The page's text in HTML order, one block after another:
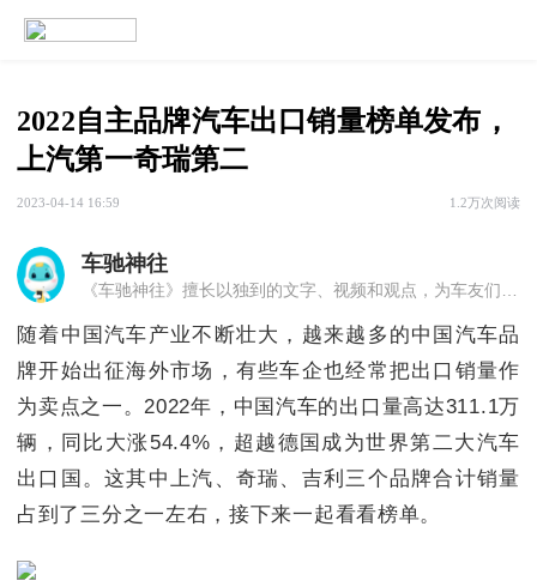
2022自主品牌汽车出口销量榜单发布，
上汽第一奇瑞第二
2023-04-14 16:59 1.2万次阅读
车驰神往
《车驰神往》擅长以独到的文字、视频和观点，为车友们传播最有趣的汽车文化和最新鲜的汽车**。
随着中国汽车产业不断壮大，越来越多的中国汽车品
牌开始出征海外市场，有些车企也经常把出口销量作
为卖点之一。2022年，中国汽车的出口量高达311.1万
辆，同比大涨54.4%，超越德国成为世界第二大汽车
出口国。这其中上汽、奇瑞、吉利三个品牌合计销量
占到了三分之一左右，接下来一起看看榜单。